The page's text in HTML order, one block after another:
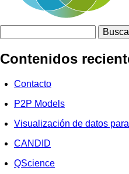
Contenidos
Contacto
P2P Models
Visualización de datos
CANDID
QScience